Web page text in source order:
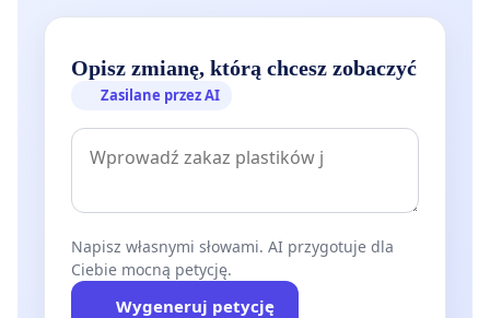
Opisz zmianę, którą chcesz zobaczyć
Zasilane przez AI
Napisz własnymi słowami. AI przygotuje dla
Ciebie mocną petycję.
Wygeneruj petycję